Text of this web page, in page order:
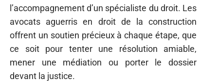
l’accompagnement d’un spécialiste du droit. Les
avocats aguerris en droit de la construction
offrent un soutien précieux à chaque étape, que
ce soit pour tenter une résolution amiable,
mener une médiation ou porter le dossier
devant la justice.